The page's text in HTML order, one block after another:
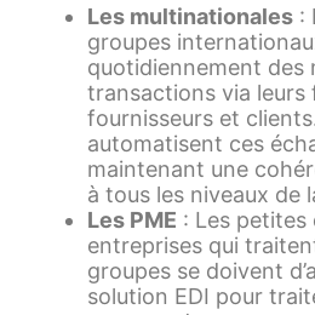
Les multinationales :
groupes
quotidiennement des
transactions via leurs
fournisseurs et
automatisent ces
maintenant une
à tous les niveaux de
Les PME : Les petites
entreprises qui
groupes se doivent
solution EDI pour